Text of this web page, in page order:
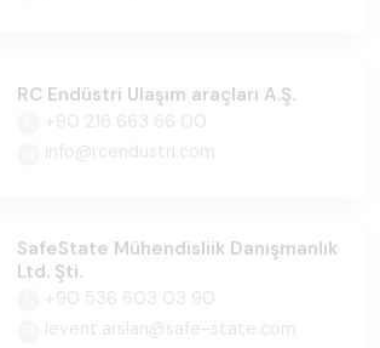
RC Endüstri Ulaşım araçları A.Ş.
+90 216 663 66 00
info@rcendustri.com
SafeState Mühendisliik Danışmanlık
Ltd. Şti.
+90 536 603 03 90
levent.arslan@safe-state.com